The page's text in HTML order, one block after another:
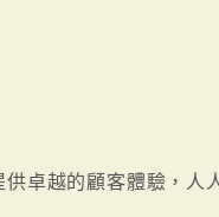
卓越的顧客體驗，人